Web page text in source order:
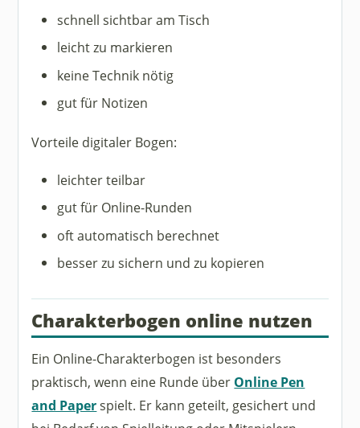
schnell sichtbar am Tisch
leicht zu markieren
keine Technik nötig
gut für Notizen
Vorteile digitaler Bogen:
leichter teilbar
gut für Online-Runden
oft automatisch berechnet
besser zu sichern und zu kopieren
Charakterbogen online nutzen
Ein Online-Charakterbogen ist besonders
praktisch, wenn eine Runde über Online Pen
and Paperspielt. Er kann geteilt, gesichert und